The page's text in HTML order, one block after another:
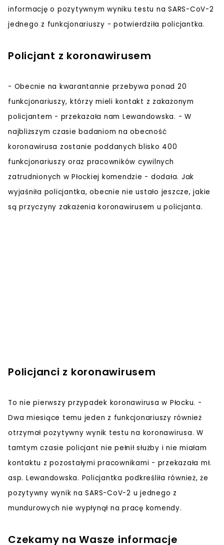
informację o pozytywnym wyniku testu na SARS-CoV-2
jednego z funkcjonariuszy - potwierdziła policjantka.
Policjant z koronawirusem
- Obecnie na kwarantannie przebywa ponad 20
funkcjonariuszy, którzy mieli kontakt z zakażonym
policjantem - przekazała nam Lewandowska. - W
najbliższym czasie badaniom na obecność
koronawirusa zostanie poddanych blisko 400
funkcjonariuszy oraz pracowników cywilnych
zatrudnionych w Płockiej komendzie - dodała. Jak
wyjaśniła policjantka, obecnie nie ustało jeszcze, jakie
są przyczyny zakażenia koronawirusem u policjanta.
Policjanci z koronawirusem
To nie pierwszy przypadek koronawirusa w Płocku. -
Dwa miesiące temu jeden z funkcjonariuszy również
otrzymał pozytywny wynik testu na koronawirusa. W
tamtym czasie policjant nie pełnił służby i nie miałam
kontaktu z pozostałymi pracownikami - przekazała mł.
asp. Lewandowska. Policjantka podkreśliła również, że
pozytywny wynik na SARS-CoV-2 u jednego z
mundurowych nie wypłynął na pracę komendy.
Czekamy na Wasze informacje